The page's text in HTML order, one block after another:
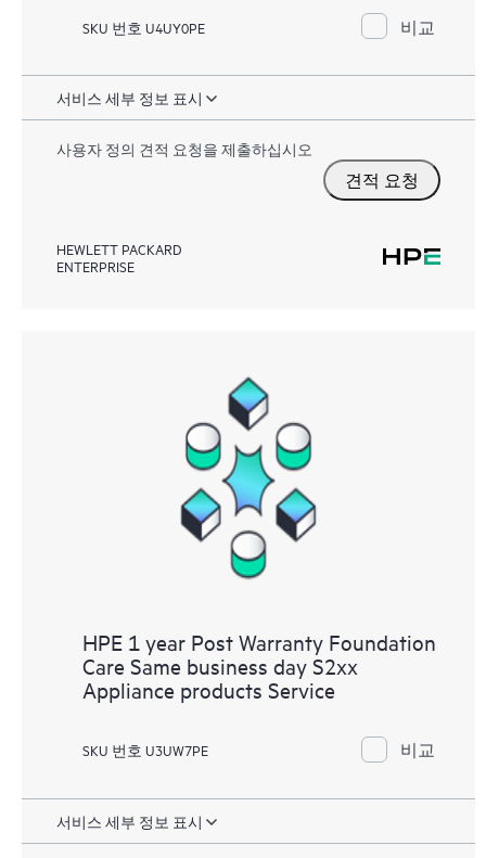
SKU 번호 U4UY0PE 비교
서비스 세부 정보 표시
사용자 정의 견적 요청을 제출하십시오
견적 요청
HEWLETT PACKARD
ENTERPRISE
HPE 1 year Post Warranty Foundation
Care Same business day S2xx
Appliance products Service
SKU 번호 U3UW7PE 비교
서비스 세부 정보 표시